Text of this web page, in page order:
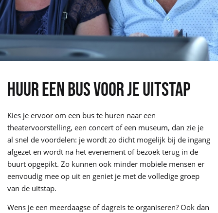
HUUR EEN BUS VOOR JE UITSTAP
Kies je ervoor om een bus te huren naar een
theatervoorstelling, een concert of een museum, dan zie je
al snel de voordelen: je wordt zo dicht mogelijk bij de ingang
afgezet en wordt na het evenement of bezoek terug in de
buurt opgepikt. Zo kunnen ook minder mobiele mensen er
eenvoudig mee op uit en geniet je met de volledige groep
van de uitstap.
Wens je een meerdaagse of dagreis te organiseren? Ook dan